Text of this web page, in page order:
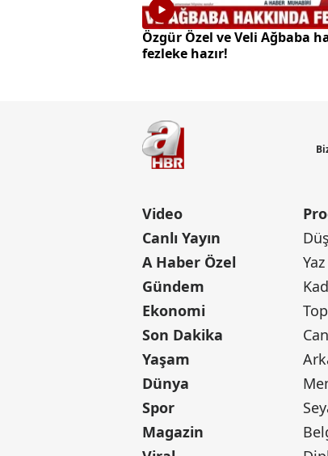
Özgür Özel ve Veli Ağbaba
fezleke hazır!
Video
Canlı Yayın
A Haber Özel
Gündem
Ekonomi
Son Dakika
Yaşam
Dünya
Spor
Magazin